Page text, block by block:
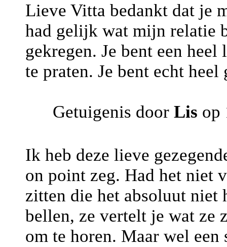
Lieve Vitta bedankt dat je
had gelijk wat mijn relatie
gekregen. Je bent een
te praten. Je bent echt heel
Getuigenis door Lis op
Ik heb deze lieve
on point zeg. Had het niet
zitten die het absoluut niet
bellen, ze vertelt je wat ze
om te horen. Maar wel